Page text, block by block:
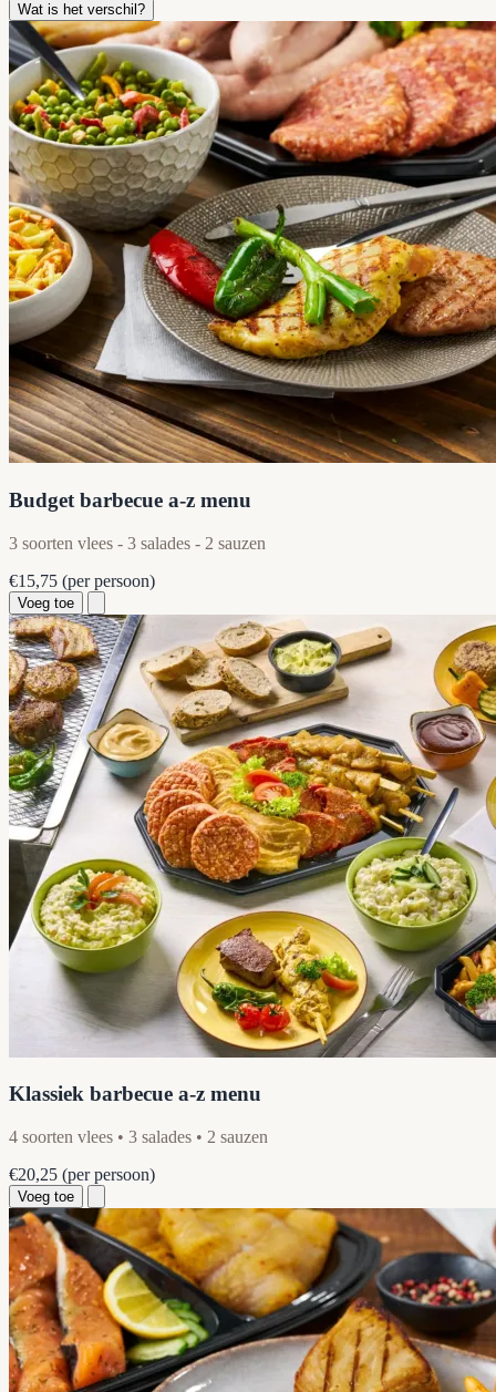
Wat is het verschil?
Budget barbecue a-z menu
3 soorten vlees - 3 salades - 2 sauzen
€15,75 (per persoon)
Voeg toe
Klassiek barbecue a-z menu
4 soorten vlees • 3 salades • 2 sauzen
€20,25 (per persoon)
Voeg toe